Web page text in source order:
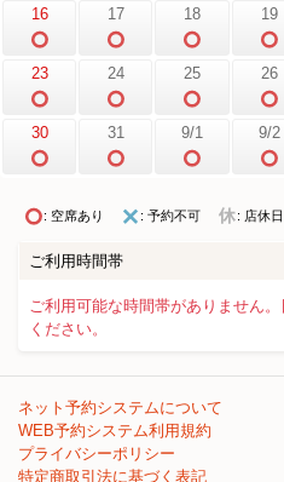
16 17 18 19
23 24 25 26
30 31 9/1 9/2
: 空席あり : 予約不可 : 店休日
ご利用時間帯
ご利用可能な時間帯がありません
ください。
ネット予約システムについて
WEB予約システム利用規約
プライバシーポリシー
特定商取引法に基づく表記